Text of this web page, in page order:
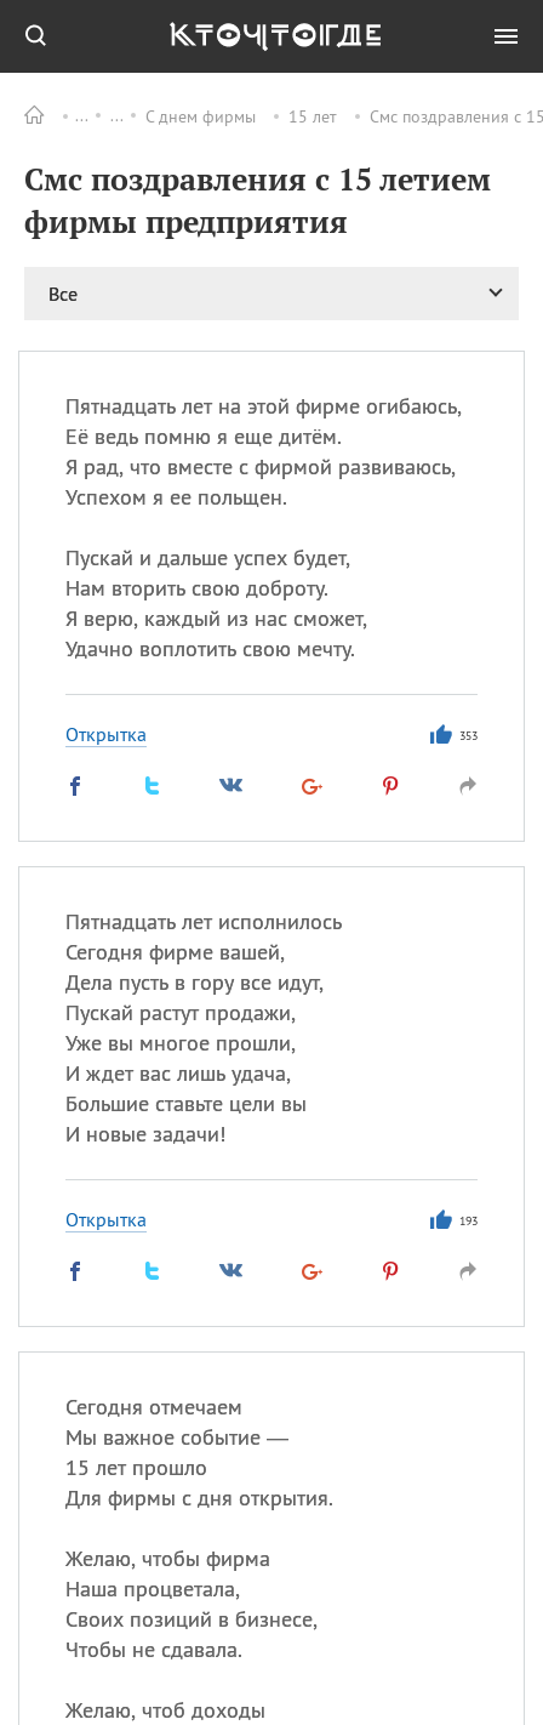
С днем фирмы 15 лет Смс поздравления с
Смс поздравления с 15 летием
фирмы предприятия
Все
Пятнадцать лет на этой фирме огибаюсь,
Её ведь помню я еще дитём.
Я рад, что вместе с фирмой развиваюсь,
Успехом я ее польщен.
Пускай и дальше успех будет,
Нам вторить свою доброту.
Я верю, каждый из нас сможет,
Удачно воплотить свою мечту.
Открытка 353
Пятнадцать лет исполнилось
Сегодня фирме вашей,
Дела пусть в гору все идут,
Пускай растут продажи,
Уже вы многое прошли,
И ждет вас лишь удача,
Большие ставьте цели вы
И новые задачи!
Открытка 193
Сегодня отмечаем
Мы важное событие —
15 лет прошло
Для фирмы с дня открытия.
Желаю, чтобы фирма
Наша процветала,
Своих позиций в бизнесе,
Чтобы не сдавала.
Желаю, чтоб доходы
ПРАЗДНИКИ Все
09.08
День памяти жертв
атомной
бомбардировки
день
рисового пудинга
09.08 День Дымняшки
(Smokey Bear Day)
ИМЕНА
Сегодня празднуют именины
Сергей, Теодор,